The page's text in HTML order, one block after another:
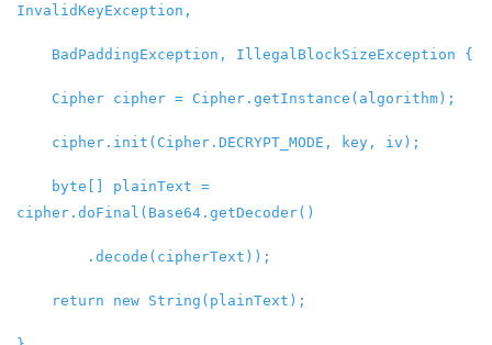
InvalidKeyException,
BadPaddingException, IllegalBlockSizeException {
Cipher cipher = Cipher.getInstance(algorithm);
cipher.init(Cipher.DECRYPT_MODE, key, iv);
byte[] plainText =
cipher.doFinal(Base64.getDecoder()
.decode(cipherText));
return new String(plainText);